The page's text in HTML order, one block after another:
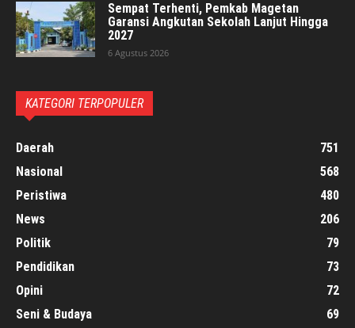
Sempat Terhenti, Pemkab Magetan
Garansi Angkutan Sekolah Lanjut Hingga
2027
6 Agustus 2026
KATEGORI TERPOPULER
Daerah
751
Nasional
568
Peristiwa
480
News
206
Politik
79
Pendidikan
73
Opini
72
Seni & Budaya
69